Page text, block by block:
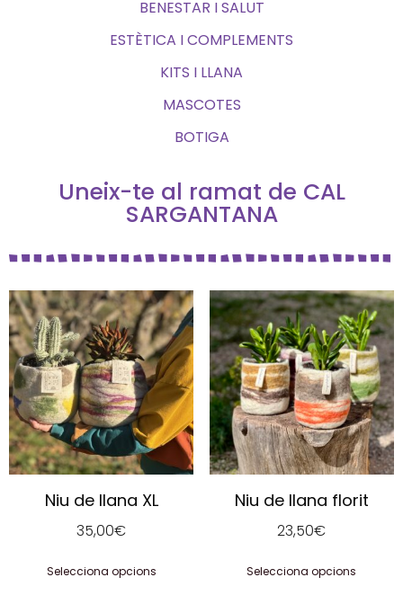
BENESTAR I SALUT
ESTÈTICA I COMPLEMENTS
KITS I LLANA
MASCOTES
BOTIGA
Uneix-te al ramat de CAL
SARGANTANA
Niu de llana XL
35,00€
Selecciona opcions
Niu de llana florit
23,50€
Selecciona opcions